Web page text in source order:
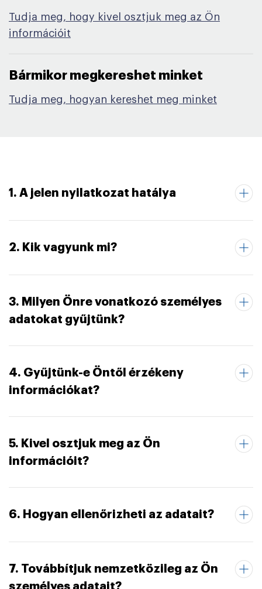
Tudja meg, hogy kivel osztjuk meg az Ön
információit
Bármikor megkereshet minket​
Tudja meg, hogyan kereshet meg minket
1. A jelen nyilatkozat hatálya
2. Kik vagyunk mi?
3. Milyen Önre vonatkozó személyes
adatokat gyűjtünk?
4. Gyűjtünk-e Öntől érzékeny
információkat?
5. Kivel osztjuk meg az Ön
információit?
6. Hogyan ellenőrizheti az adatait?
7. Továbbítjuk nemzetközileg az Ön
személyes adatait?